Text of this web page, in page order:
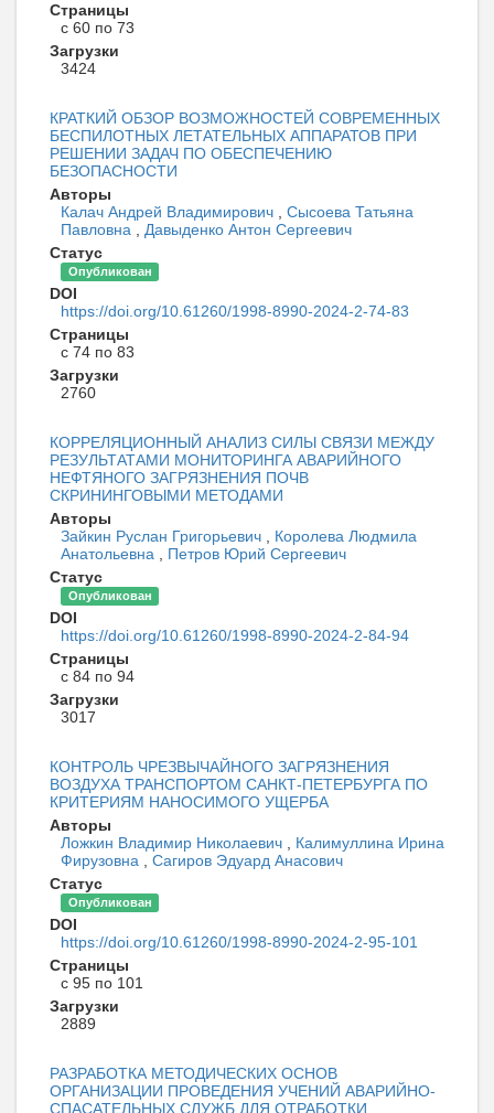
Страницы
с 60 по 73
Загрузки
3424
КРАТКИЙ ОБЗОР ВОЗМОЖНОСТЕЙ СОВРЕМЕННЫХ
БЕСПИЛОТНЫХ ЛЕТАТЕЛЬНЫХ АППАРАТОВ ПРИ
РЕШЕНИИ ЗАДАЧ ПО ОБЕСПЕЧЕНИЮ
БЕЗОПАСНОСТИ
Авторы
Калач Андрей Владимирович
Сысоева Татьяна
Павловна
Давыденко Антон Сергеевич
Статус
Опубликован
DOI
https://doi.org/10.61260/1998-8990-2024-2-74-83
Страницы
с 74 по 83
Загрузки
2760
КОРРЕЛЯЦИОННЫЙ АНАЛИЗ СИЛЫ СВЯЗИ МЕЖДУ
РЕЗУЛЬТАТАМИ МОНИТОРИНГА АВАРИЙНОГО
НЕФТЯНОГО ЗАГРЯЗНЕНИЯ ПОЧВ
СКРИНИНГОВЫМИ МЕТОДАМИ
Авторы
Зайкин Руслан Григорьевич
Королева Людмила
Анатольевна
Петров Юрий Сергеевич
Статус
Опубликован
DOI
https://doi.org/10.61260/1998-8990-2024-2-84-94
Страницы
с 84 по 94
Загрузки
3017
КОНТРОЛЬ ЧРЕЗВЫЧАЙНОГО ЗАГРЯЗНЕНИЯ
ВОЗДУХА ТРАНСПОРТОМ САНКТ-ПЕТЕРБУРГА ПО
КРИТЕРИЯМ НАНОСИМОГО УЩЕРБА
Авторы
Ложкин Владимир Николаевич
Калимуллина Ирина
Фирузовна
Сагиров Эдуард Анасович
Статус
Опубликован
DOI
https://doi.org/10.61260/1998-8990-2024-2-95-101
Страницы
с 95 по 101
Загрузки
2889
РАЗРАБОТКА МЕТОДИЧЕСКИХ ОСНОВ
ОРГАНИЗАЦИИ ПРОВЕДЕНИЯ УЧЕНИЙ АВАРИЙНО-
СПАСАТЕЛЬНЫХ СЛУЖБ ДЛЯ ОТРАБОТКИ